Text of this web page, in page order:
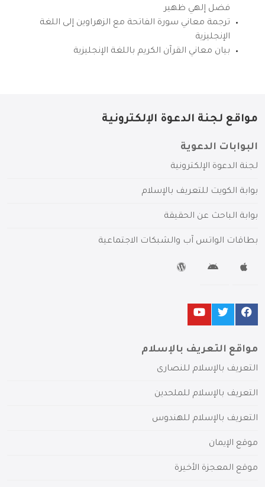
فضل إلهي ظهير
ترجمة معاني سورة الفاتحة مع الزهراوين إلى اللغة
الإنجليزية
بيان معاني القرآن الكريم باللغة الإنجليزية
مواقع لجنة الدعوة الإلكترونية
البوابات الدعوية
لجنة الدعوة الإلكترونية
بوابة الكويت للتعريف بالإسلام
بوابة الباحث عن الحقيقة
بطاقات الواتس آب والشبكات الاجتماعية
مواقع التعريف بالإسلام
التعريف بالإسلام للنصارى
التعريف بالإسلام للملحدين
التعريف بالإسلام للهندوس
موقع الإيمان
موقع المعجزة الأخيرة